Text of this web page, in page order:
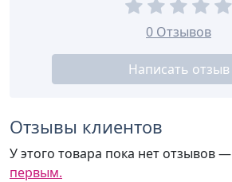
0 Отзывов
Написать отзыв
Отзывы клиентов
У этого товара пока нет отзывов —
первым.